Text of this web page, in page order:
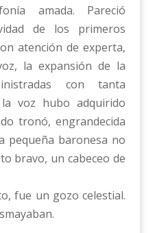
amada. Pareció
de los primeros
atención de experta,
la expansión de la
con tanta
voz hubo adquirido
tronó, engrandecida
pequeña baronesa no
bravo, un cabeceo de
fue un gozo celestial.